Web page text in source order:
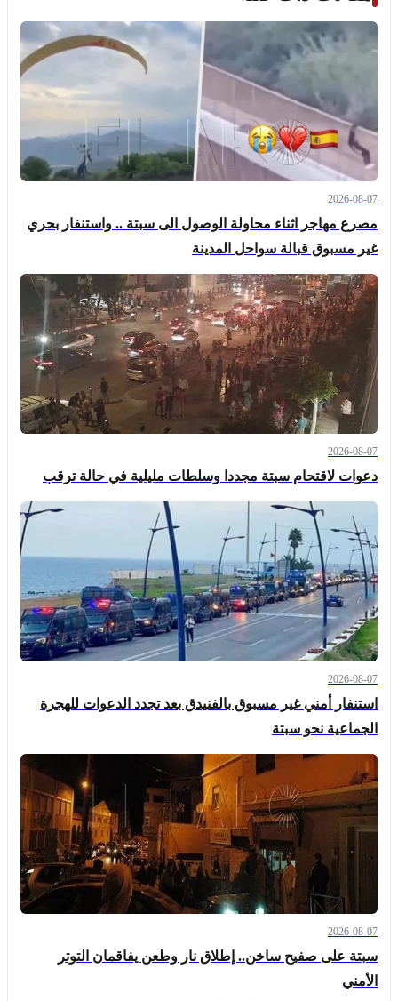
2026-08-07
مصرع مهاجر اثناء محاولة الوصول الى سبتة .. واستنفار بحري
غير مسبوق قبالة سواحل المدينة
2026-08-07
دعوات لاقتحام سبتة مجددا وسلطات مليلية في حالة ترقب
2026-08-07
استنفار أمني غير مسبوق بالفنيدق بعد تجدد الدعوات للهجرة
الجماعية نحو سبتة
2026-08-07
سبتة على صفيح ساخن.. إطلاق نار وطعن يفاقمان التوتر
الأمني